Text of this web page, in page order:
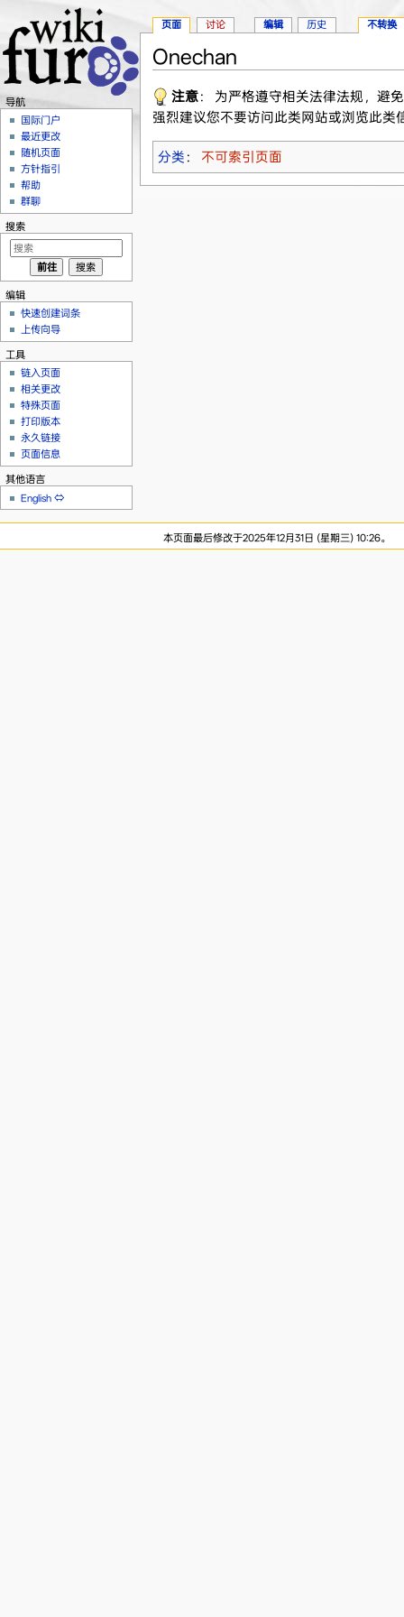
Onechan
注意： 为严格遵守相关法律法规，避
强烈建议您不要访问此类网站或浏览此
分类 ： 不可索引页面
页面 讨论 编辑 历史 不转换
导航
国际门户
最近更改
随机页面
方针指引
帮助
群聊
搜索
编辑
快速创建词条
上传向导
工具
链入页面
相关更改
特殊页面
打印版本
永久链接
页面信息
其他语言
English ⇔
本页面最后修改于2025年12月31日 (星期三) 10:26。